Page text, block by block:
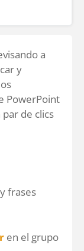
a
y
PowerPoint
de clics
frases
en el grupo